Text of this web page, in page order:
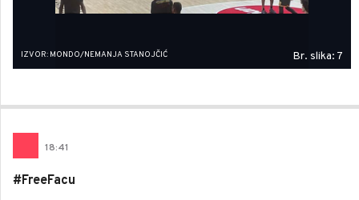
IZVOR: MONDO/NEMANJA STANOJČIĆ Br. slika: 7
18:41
#FreeFacu